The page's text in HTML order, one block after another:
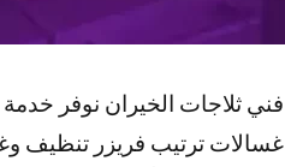
فني ثلاجات الخيران نوفر
غسالات ترتيب فريزر تنظيف